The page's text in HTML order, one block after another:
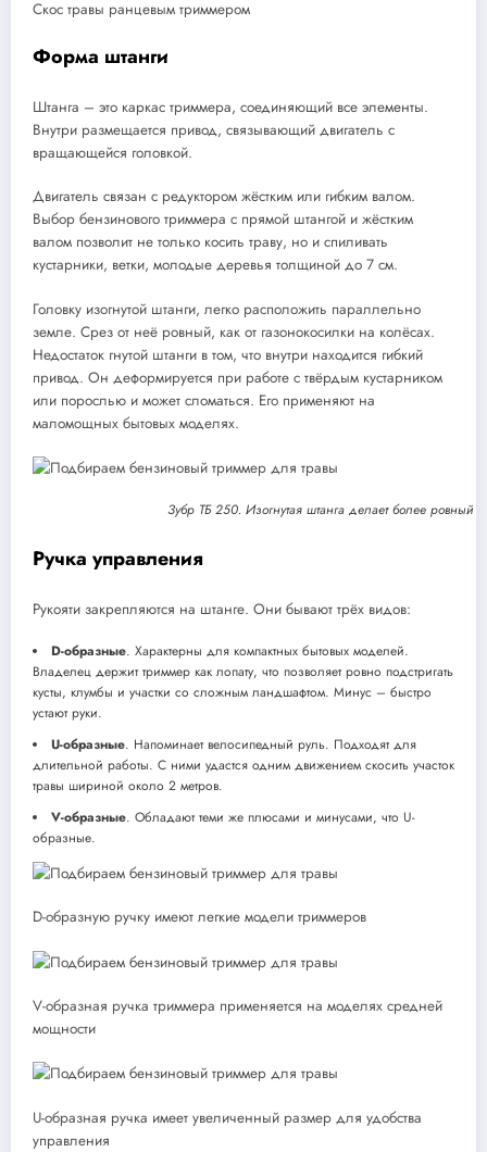
Скос травы ранцевым триммером
Форма штанги
Штанга – это каркас триммера, соединяющий все элементы.
Внутри размещается привод, связывающий двигатель с
вращающейся головкой.
Двигатель связан с редуктором жёстким или гибким валом.
Выбор бензинового триммера с прямой штангой и жёстким
валом позволит не только косить траву, но и спиливать
кустарники, ветки, молодые деревья толщиной до 7 см.
Головку изогнутой штанги, легко расположить параллельно
земле. Срез от неё ровный, как от газонокосилки на колёсах.
Недостаток гнутой штанги в том, что внутри находится гибкий
привод. Он деформируется при работе с твёрдым кустарником
или порослью и может сломаться. Его применяют на
маломощных бытовых моделях.
Зубр ТБ 250. Изогнутая штанга делает более ровный
Ручка управления
Рукояти закрепляются на штанге. Они бывают трёх видов:
D-образные. Характерны для компактных бытовых моделей.
Владелец держит триммер как лопату, что позволяет ровно подстригать
кусты, клумбы и участки со сложным ландшафтом. Минус – быстро
устают руки.
U-образные. Напоминает велосипедный руль. Подходят для
длительной работы. С ними удастся одним движением скосить участок
травы шириной около 2 метров.
V-образные. Обладают теми же плюсами и минусами, что U-
образные.
D-образную ручку имеют легкие модели триммеров
V-образная ручка триммера применяется на моделях средней
мощности
U-образная ручка имеет увеличенный размер для удобства
управления